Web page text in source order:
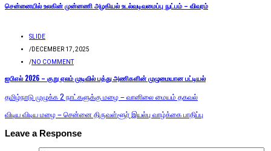
சென்னையில் உலகின் முன்னணி அழகியல் உடல்வடிவமைப்பு நுட்பம் – விவரம்
SLIDE
/DECEMBER 17, 2025
/NO COMMENT
ஐபிஎல் 2026 – குறு ஏலம் முடிவில் பத்து அணிகளின் முழுமையான பட்டியல்
தமிழ்நாடு முழுக்க 2 நாட்களுக்கு மழை – வானிலை மையம் தகவல்
விடிய விடிய மழை – சென்னை திருவள்ளூர் இயல்பு வாழ்க்கை பாதிப்பு
Leave a Response